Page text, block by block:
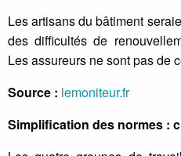
Les artisans du bâtiment
des difficultés de
Les assureurs ne sont pas de
Source : lemoniteur.fr
Simplification des normes :